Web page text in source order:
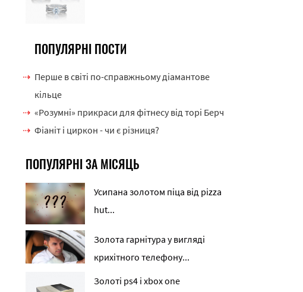
ПОПУЛЯРНІ ПОСТИ
Перше в світі по-справжньому діамантове
кільце
«Розумні» прикраси для фітнесу від торі Берч
Фіаніт і циркон - чи є різниця?
ПОПУЛЯРНІ ЗА МІСЯЦЬ
Усипана золотом піца від pizza
hut...
Золота гарнітура у вигляді
крихітного телефону...
Золоті ps4 і xbox one